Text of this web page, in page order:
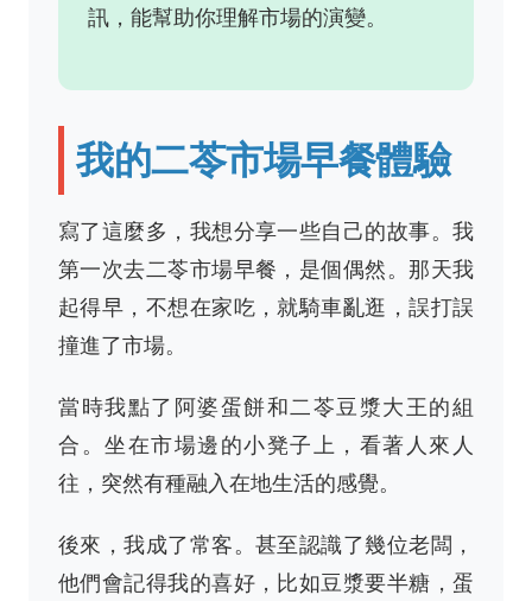
訊，能幫助你理解市場的演變。
我的二苓市場早餐體驗
寫了這麼多，我想分享一些自己的故事。我
第一次去二苓市場早餐，是個偶然。那天我
起得早，不想在家吃，就騎車亂逛，誤打誤
撞進了市場。
當時我點了阿婆蛋餅和二苓豆漿大王的組
合。坐在市場邊的小凳子上，看著人來人
往，突然有種融入在地生活的感覺。
後來，我成了常客。甚至認識了幾位老闆，
他們會記得我的喜好，比如豆漿要半糖，蛋